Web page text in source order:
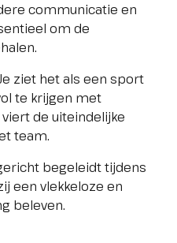
communicatie en
om de
ziet het als een sport
te krijgen met
de uiteindelijke
team.
begeleidt tijdens
een vlekkeloze en
beleven.